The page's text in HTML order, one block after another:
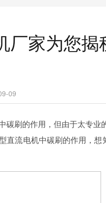
厂家为您
09
碳刷的作用，但由于太专
直流电机中碳刷的作用，